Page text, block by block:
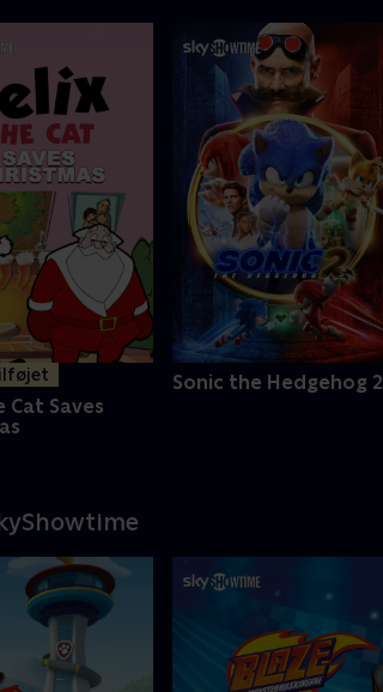
Cat Saves
Sonic the Hedgehog 2